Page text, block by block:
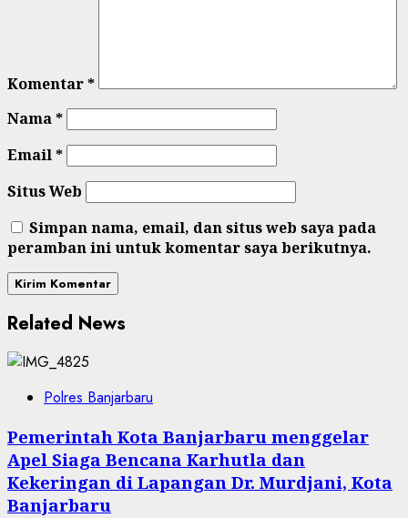
Komentar*
Nama*
Email*
Situs Web
Simpan nama, email, dan situs web saya pada
peramban ini untuk komentar saya berikutnya.
Related News
Polres Banjarbaru
Pemerintah Kota Banjarbaru menggelar
Apel Siaga Bencana Karhutla dan
Kekeringan di Lapangan Dr. Murdjani, Kota
Banjarbaru